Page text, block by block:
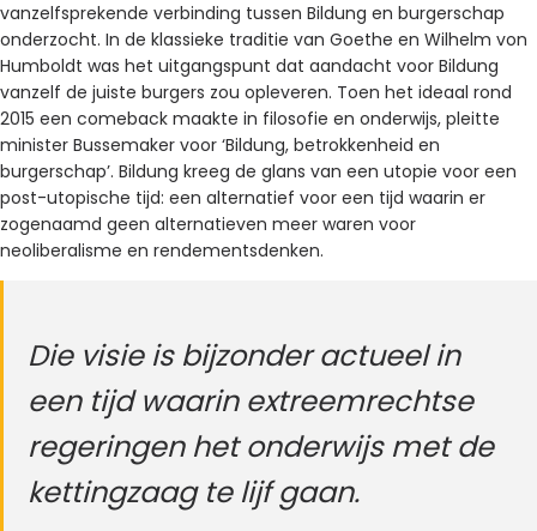
vanzelfsprekende verbinding tussen Bildung en burgerschap
onderzocht. In de klassieke traditie van Goethe en Wilhelm von
Humboldt was het uitgangspunt dat aandacht voor Bildung
vanzelf de juiste burgers zou opleveren. Toen het ideaal rond
2015 een comeback maakte in filosofie en onderwijs, pleitte
minister Bussemaker voor ‘Bildung, betrokkenheid en
burgerschap’. Bildung kreeg de glans van een utopie voor een
post-utopische tijd: een alternatief voor een tijd waarin er
zogenaamd geen alternatieven meer waren voor
neoliberalisme en rendementsdenken.
Die visie is bijzonder actueel in
een tijd waarin extreemrechtse
regeringen het onderwijs met de
kettingzaag te lijf gaan.